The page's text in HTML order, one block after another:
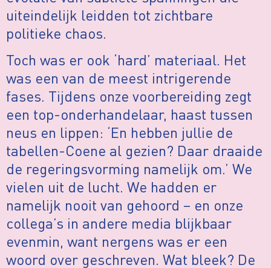
uiteindelijk leidden tot zichtbare
politieke chaos.
Toch was er ook ‘hard’ materiaal. Het
was een van de meest intrigerende
fases. Tijdens onze voorbereiding zegt
een top-onderhandelaar, haast tussen
neus en lippen: ‘En hebben jullie de
tabellen-Coene al gezien? Daar draaide
de regeringsvorming namelijk om.’ We
vielen uit de lucht. We hadden er
namelijk nooit van gehoord – en onze
collega’s in andere media blijkbaar
evenmin, want nergens was er een
woord over geschreven. Wat bleek? De